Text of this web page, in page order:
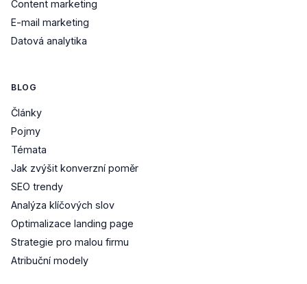
Content marketing
E-mail marketing
Datová analytika
BLOG
Články
Pojmy
Témata
Jak zvýšit konverzní poměr
SEO trendy
Analýza klíčových slov
Optimalizace landing page
Strategie pro malou firmu
Atribuční modely